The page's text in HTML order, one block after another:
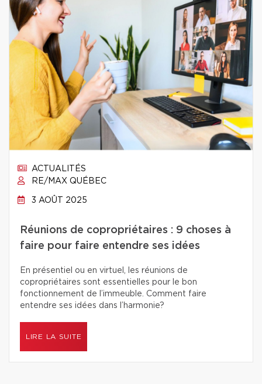
ACTUALITÉS
RE/MAX QUÉBEC
3 AOÛT 2025
Réunions de copropriétaires : 9 choses à
faire pour faire entendre ses idées
En présentiel ou en virtuel, les réunions de
copropriétaires sont essentielles pour le bon
fonctionnement de l’immeuble. Comment faire
entendre ses idées dans l’harmonie?
LIRE LA SUITE